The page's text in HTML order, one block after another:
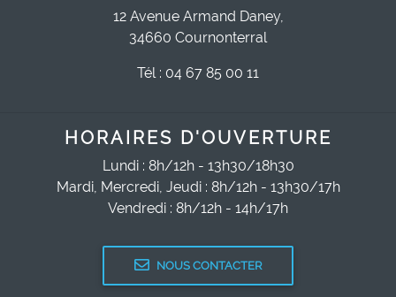
12 Avenue Armand Daney,
34660 Cournonterral
Tél : 04 67 85 00 11
HORAIRES D'OUVERTURE
Lundi : 8h/12h - 13h30/18h30
Mardi, Mercredi, Jeudi : 8h/12h - 13h30/17h
Vendredi : 8h/12h - 14h/17h
NOUS CONTACTER